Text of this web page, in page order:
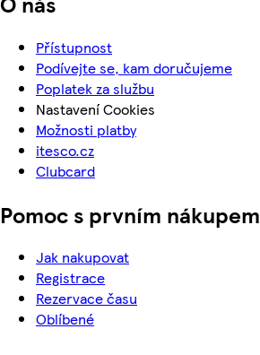
Přístupnost
Podívejte se, kam doručujeme
Poplatek za službu
Nastavení Cookies
Možnosti platby
itesco.cz
Clubcard
Pomoc s prvním nákupem
Jak nakupovat
Registrace
Rezervace času
Oblíbené